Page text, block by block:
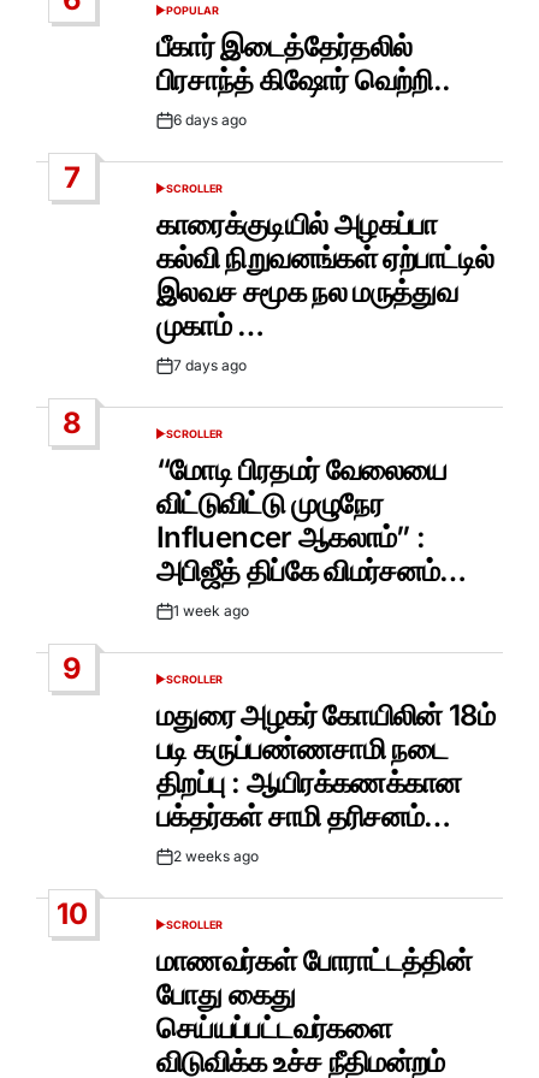
POSTED
POPULAR
பீகார் இடைத்தேர்தலில்
பிரசாந்த் கிஷோர் வெற்றி..
Post6 days ago
7
POSTED
SCROLLER
காரைக்குடியில் அழகப்பா
கல்வி நிறுவனங்கள் ஏற்பாட்டில்
இலவச சமூக நல மருத்துவ
முகாம் …
Post7 days ago
8
POSTED
SCROLLER
“மோடி பிரதமர் வேலையை
விட்டுவிட்டு முழுநேர
Influencer ஆகலாம்” :
அபிஜீத் திப்கே விமர்சனம்…
Post1 week ago
9
POSTED
SCROLLER
மதுரை அழகர் கோயிலின் 18ம்
படி கருப்பண்ணசாமி நடை
திறப்பு : ஆயிரக்கணக்கான
பக்தர்கள் சாமி தரிசனம்…
Post2 weeks ago
10
POSTED
SCROLLER
மாணவர்கள் போராட்டத்தின்
போது கைது
செய்யப்பட்டவர்களை
விடுவிக்க உச்ச நீதிமன்றம்